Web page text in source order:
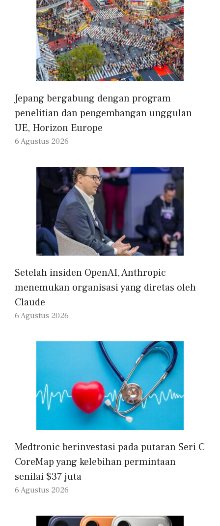
Jepang bergabung dengan program
penelitian dan pengembangan unggulan
UE, Horizon Europe
6 Agustus 2026
Setelah insiden OpenAI, Anthropic
menemukan organisasi yang diretas oleh
Claude
6 Agustus 2026
Medtronic berinvestasi pada putaran Seri C
CoreMap yang kelebihan permintaan
senilai $37 juta
6 Agustus 2026